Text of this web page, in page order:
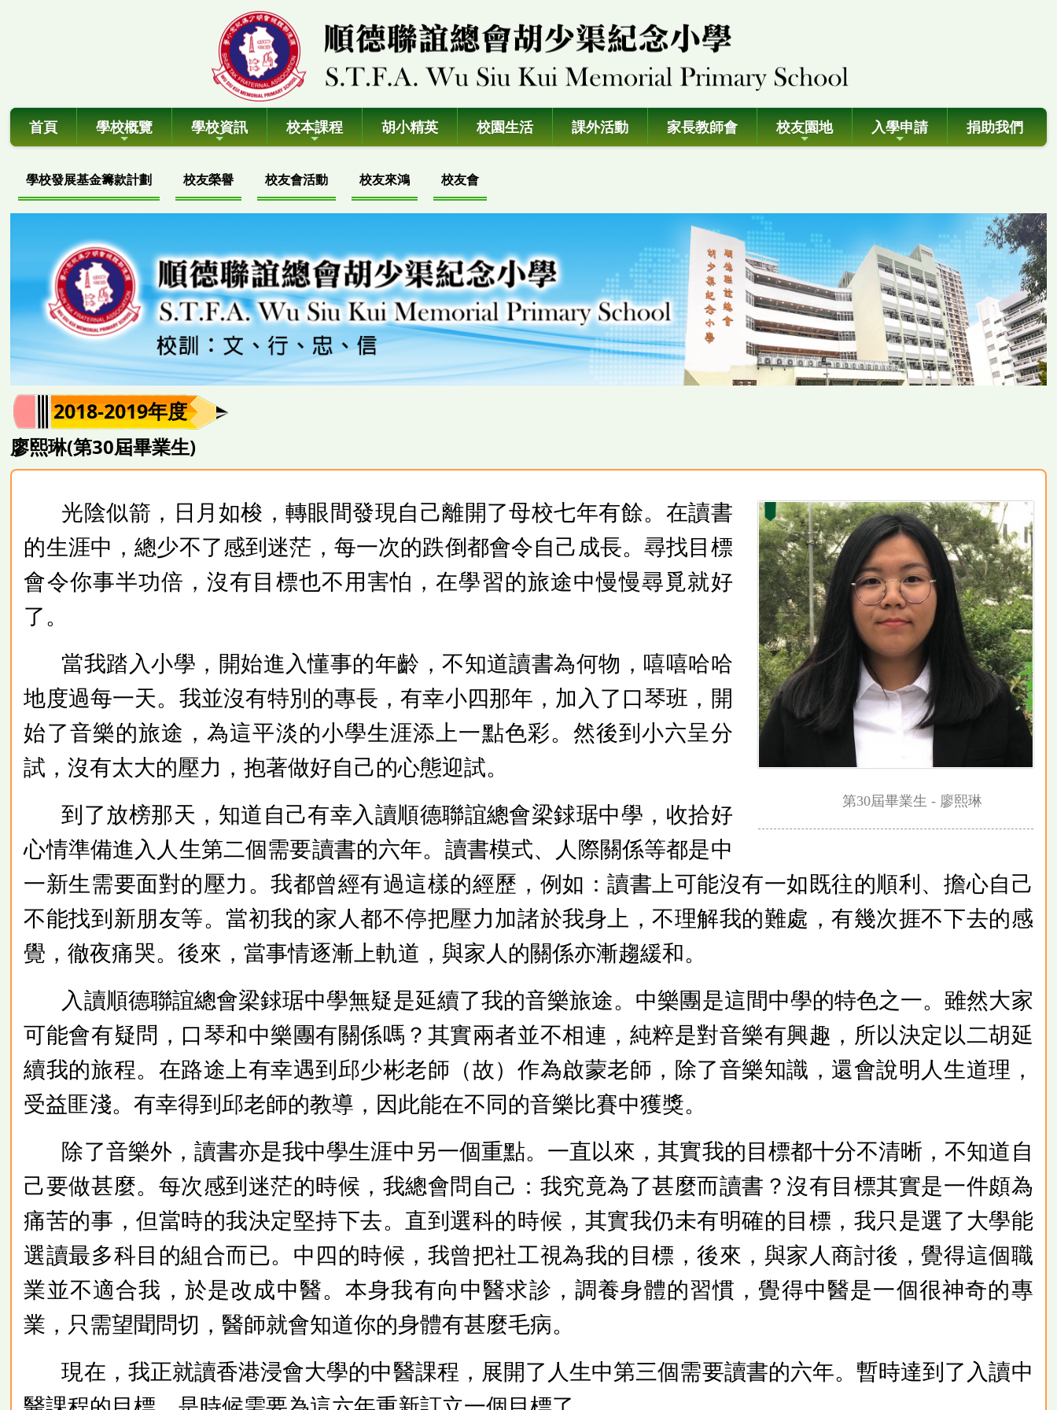
首頁 學校概覽 學校資訊 校本課程 胡小精英 校園生活 課外活動 家長教師會 校友園地 入學申請 捐助我們
學校發展基金籌款計劃 校友榮譽 校友會活動 校友來鴻 校友會
2018-2019年度
廖熙琳(第30屆畢業生)
第30屆畢業生 - 廖熙琳
光陰似箭，日月如梭，轉眼間發現自己離開了母校七年有餘。在讀書
的生涯中，總少不了感到迷茫，每一次的跌倒都會令自己成長。尋找目標
會令你事半功倍，沒有目標也不用害怕，在學習的旅途中慢慢尋覓就好
了。
當我踏入小學，開始進入懂事的年齡，不知道讀書為何物，嘻嘻哈哈
地度過每一天。我並沒有特別的專長，有幸小四那年，加入了口琴班，開
始了音樂的旅途，為這平淡的小學生涯添上一點色彩。然後到小六呈分
試，沒有太大的壓力，抱著做好自己的心態迎試。
到了放榜那天，知道自己有幸入讀順德聯誼總會梁銶琚中學，收拾好
心情準備進入人生第二個需要讀書的六年。讀書模式、人際關係等都是中
一新生需要面對的壓力。我都曾經有過這樣的經歷，例如：讀書上可能沒有一如既往的順利、擔心自己
不能找到新朋友等。當初我的家人都不停把壓力加諸於我身上，不理解我的難處，有幾次捱不下去的感
覺，徹夜痛哭。後來，當事情逐漸上軌道，與家人的關係亦漸趨緩和。
入讀順德聯誼總會梁銶琚中學無疑是延續了我的音樂旅途。中樂團是這間中學的特色之一。雖然大家
可能會有疑問，口琴和中樂團有關係嗎？其實兩者並不相連，純粹是對音樂有興趣，所以決定以二胡延
續我的旅程。在路途上有幸遇到邱少彬老師（故）作為啟蒙老師，除了音樂知識，還會說明人生道理，
受益匪淺。有幸得到邱老師的教導，因此能在不同的音樂比賽中獲獎。
除了音樂外，讀書亦是我中學生涯中另一個重點。一直以來，其實我的目標都十分不清晰，不知道自
己要做甚麼。每次感到迷茫的時候，我總會問自己：我究竟為了甚麼而讀書？沒有目標其實是一件頗為
痛苦的事，但當時的我決定堅持下去。直到選科的時候，其實我仍未有明確的目標，我只是選了大學能
選讀最多科目的組合而已。中四的時候，我曾把社工視為我的目標，後來，與家人商討後，覺得這個職
業並不適合我，於是改成中醫。本身我有向中醫求診，調養身體的習慣，覺得中醫是一個很神奇的專
業，只需望聞問切，醫師就會知道你的身體有甚麼毛病。
現在，我正就讀香港浸會大學的中醫課程，展開了人生中第三個需要讀書的六年。暫時達到了入讀中